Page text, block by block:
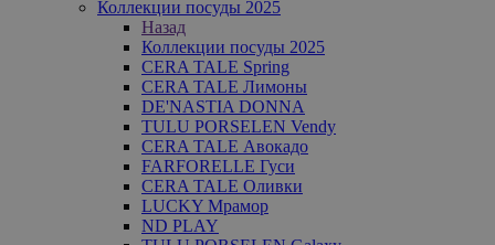
Коллекции посуды 2025
Назад
Коллекции посуды 2025
CERA TALE Spring
CERA TALE Лимоны
DE'NASTIA DONNA
TULU PORSELEN Vendy
CERA TALE Авокадо
FARFORELLE Гуси
CERA TALE Оливки
LUCKY Мрамор
ND PLAY